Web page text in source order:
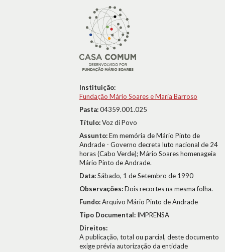
Instituição:
Fundação Mário Soares e Maria Barroso
Pasta:04359.001.025
Título:Voz di Povo
Assunto:Em memória de Mário Pinto de
Andrade - Governo decreta luto nacional de 24
horas (Cabo Verde); Mário Soares homenageia
Mário Pinto de Andrade.
Data:Sábado, 1 de Setembro de 1990
Observações:Dois recortes na mesma folha.
Fundo:Arquivo Mário Pinto de Andrade
Tipo Documental: IMPRENSA
Direitos:
A publicação, total ou parcial, deste documento
exige prévia autorização da entidade